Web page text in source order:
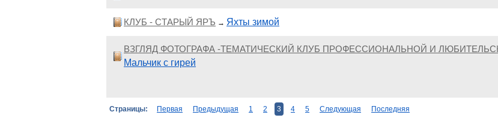
КЛУБ - СТАРЫЙ ЯРЪ → Яхты зимой
ВЗГЛЯД ФОТОГРАФА -ТЕМАТИЧЕСКИЙ КЛУБ ПРОФЕССИОНАЛЬНОЙ И
Мальчик с гирей
Страницы: Первая Предыдущая 1 2 3 4 5 Следующая Последняя